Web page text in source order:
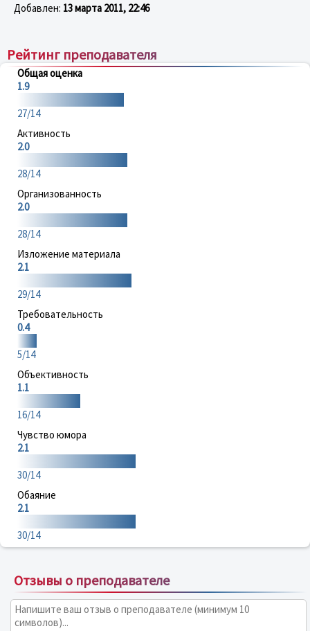
Добавлен: 13 марта 2011, 22:46
Рейтинг преподавателя
Общая оценка
1.9
27/14
Активность
2.0
28/14
Организованность
2.0
28/14
Изложение материала
2.1
29/14
Требовательность
0.4
5/14
Объективность
1.1
16/14
Чувство юмора
2.1
30/14
Обаяние
2.1
30/14
Отзывы о преподавателе